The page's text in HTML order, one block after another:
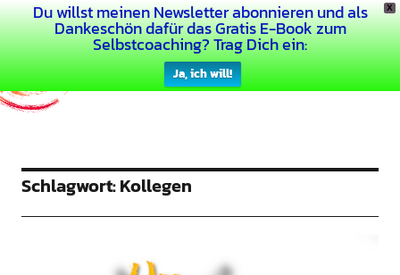
X
Du willst meinen Newsletter abonnieren und als
Dankeschön dafür das Gratis E-Book zum
Selbstcoaching? Trag Dich ein:
Ja, ich will!
Dein Buntes Leben
Schlagwort:Kollegen